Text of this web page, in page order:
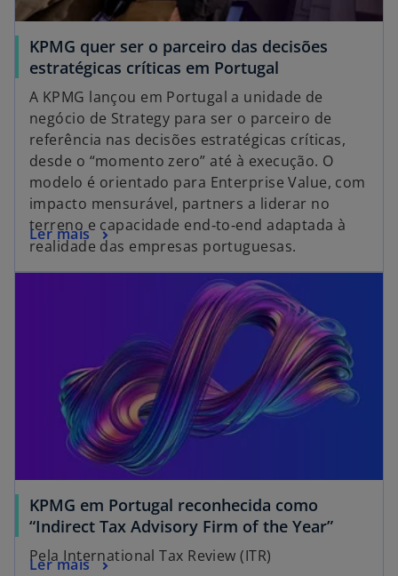
​KPMG quer ser o parceiro das decisões
estratégicas críticas em Portugal
A KPMG lançou em Portugal a unidade de
negócio de Strategy para ser o parceiro de
referência nas decisões estratégicas críticas,
desde o “momento zero” até à execução. O
modelo é orientado para Enterprise Value, com
impacto mensurável, partners a liderar no
terreno e capacidade end‑to‑end adaptada à
realidade das empresas portuguesas.
Ler mais
KPMG em Portugal reconhecida como
“Indirect Tax Advisory Firm of the Year”
Pela International Tax Review (ITR)
Ler mais